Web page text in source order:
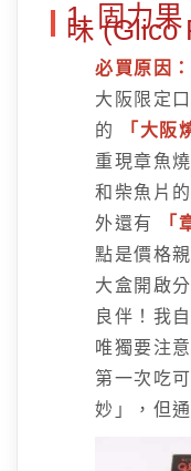
1. 固力果
味 (Glico
必買原因：
大阪限定
的
「大阪
重現章魚
和柴魚片
外還有
「
點是價格
大盒開啟
良伴！我
唯獨要注
第一次吃
妙」，但